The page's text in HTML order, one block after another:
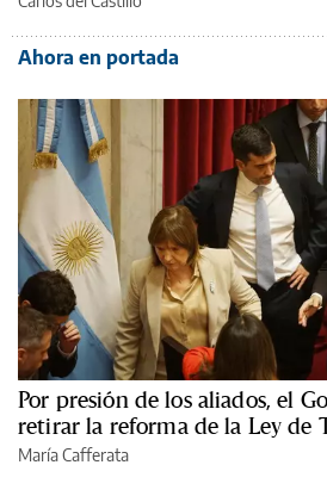
Ahora en portada
Por presión de los aliados, el
retirar la reforma de la Ley de
María Cafferata